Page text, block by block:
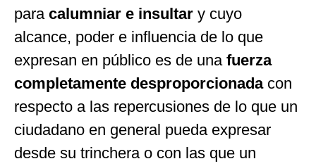
para calumniar e insultar y cuyo
alcance, poder e influencia de lo que
expresan en público es de una fuerza
completamente desproporcionadacon
respecto a las repercusiones de lo que un
ciudadano en general pueda expresar
desde su trinchera o con las que un